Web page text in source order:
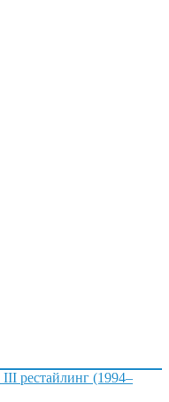
III рестайлинг (1994–